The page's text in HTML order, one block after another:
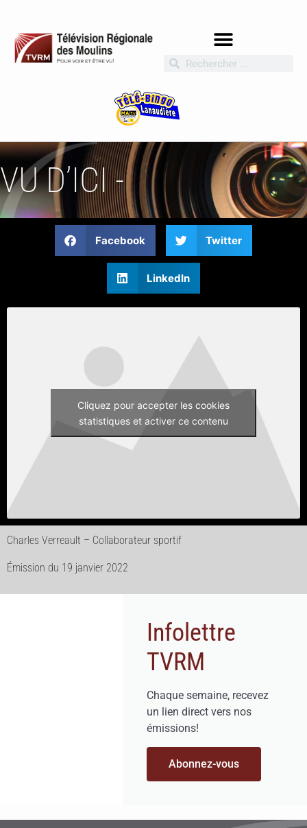
VU D’ICI -
Facebook Twitter
LinkedIn
Cliquez pour accepter les cookies
statistiques et activer ce contenu
Charles Verreault – Collaborateur sportif
Émission du 19 janvier 2022
Infolettre
TVRM
Chaque semaine, recevez
un lien direct vers nos
émissions!
Abonnez-vous